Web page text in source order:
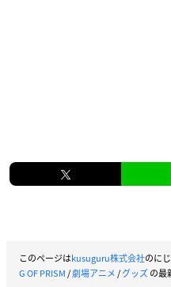
このページはkusuguru株式会社のに
G OF PRISM/劇場アニメ/グッズの最